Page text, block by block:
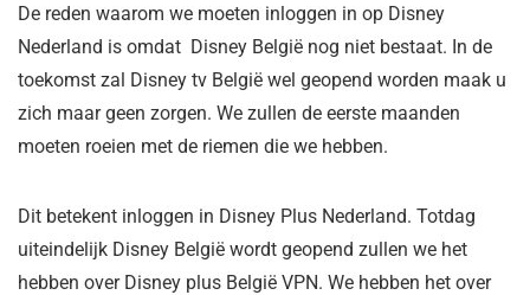
De reden waarom we moeten inloggen in op Disney
Nederland is omdat Disney België nog niet bestaat. In de
toekomst zal Disney tv België wel geopend worden maak u
zich maar geen zorgen. We zullen de eerste maanden
moeten roeien met de riemen die we hebben.
Dit betekent inloggen in Disney Plus Nederland. Totdag
uiteindelijk Disney België wordt geopend zullen we het
hebben over Disney plus België VPN. We hebben het over